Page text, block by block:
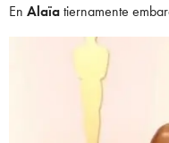
En Alaïatiernamente